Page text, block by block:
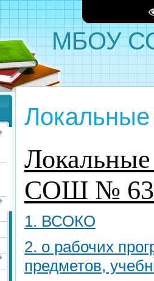
МБОУ
СОШ № 63
1. ВСОКО
2. о рабочих
предметов,